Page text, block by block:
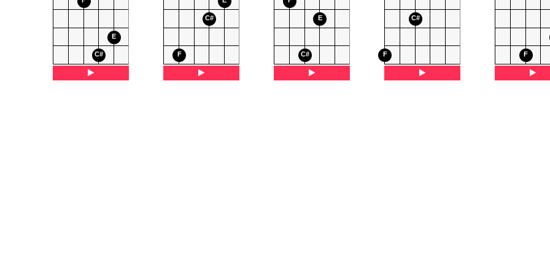
C#
E
F
C#
C#
E
F
C#
F